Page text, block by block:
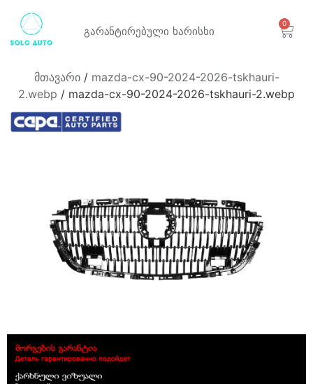
გარანტირებული ხარისხი
0
მთავარი/ mazda-cx-90-2024-2026-tskhauri-
2.webp / mazda-cx-90-2024-2026-tskhauri-2.webp